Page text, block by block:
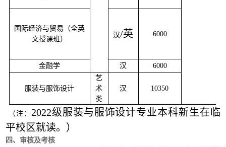
国际经济与贸易（全英
文授课班）
汉/英 6000
金融学 汉 6000
服装与服饰设计
艺
术
类
汉 10350
（注： 2022级服装与服饰设计专业本科新生在临
平校区就读。）
四、审核及考核